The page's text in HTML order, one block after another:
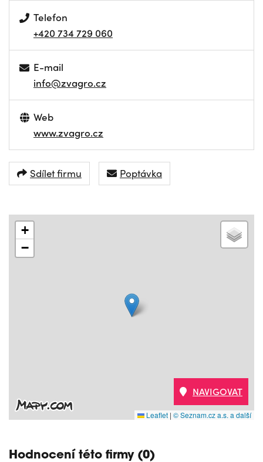
Telefon
+420 734 729 060
E-mail
info@zvagro.cz
Web
www.zvagro.cz
Sdílet firmu Poptávka
+
−
Leaflet | © Seznam.cz a.s. a další
NAVIGOVAT
Hodnocení této firmy (0)